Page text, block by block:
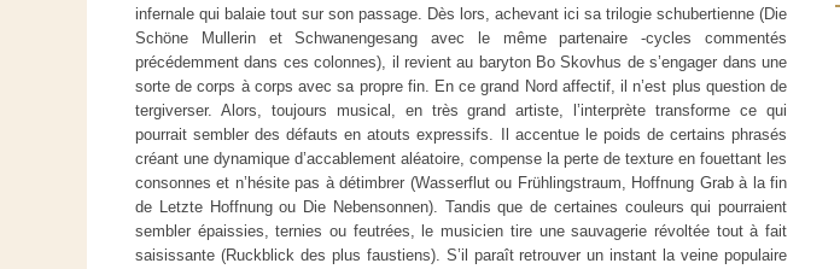
infernale qui balaie tout sur son passage. Dès lors, achevant ici sa trilogie schubertienne (Die
Schöne MullerinetSchwanengesang avec le même partenaire -cycles commentés
précédemment dans ces colonnes), il revient au baryton Bo Skovhus de s’engager dans une
sorte de corps à corps avec sa propre fin. En ce grand Nord affectif, il n’est plus question de
tergiverser. Alors, toujours musical, en très grand artiste, l’interprète transforme ce qui
pourrait sembler des défauts en atouts expressifs. Il accentue le poids de certains phrasés
créant une dynamique d’accablement aléatoire, compense la perte de texture en fouettant les
consonnes et n’hésite pas à détimbrer (Wasserflutou Frühlingstraum, Hoffnung Grabà la fin
de Letzte Hoffnungou Die Nebensonnen). Tandis que de certaines couleurs qui pourraient
sembler épaissies, ternies ou feutrées, le musicien tire une sauvagerie révoltée tout à fait
saisissante (Ruckblickdes plus faustiens). S’il paraît retrouver un instant la veine populaire